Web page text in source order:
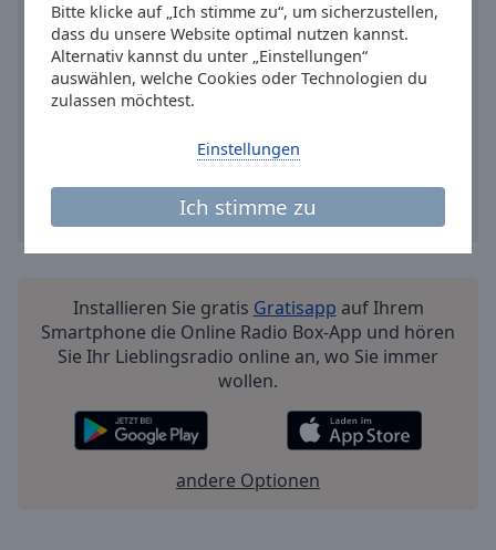
Bitte klicke auf „Ich stimme zu“, um sicherzustellen,
dass du unsere Website optimal nutzen kannst.
Alternativ kannst du unter „Einstellungen“
auswählen, welche Cookies oder Technologien du
zulassen möchtest.
Ich stimme zu
Einstellungen
dialog
Installieren Sie gratis Gratisapp auf Ihrem
Smartphone die Online Radio Box-App und hören
Sie Ihr Lieblingsradio online an, wo Sie immer
wollen.
andere Optionen